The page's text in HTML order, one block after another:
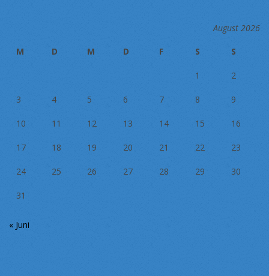
August 2026
M D M D F S S
1 2
3 4 5 6 7 8 9
10 11 12 13 14 15 16
17 18 19 20 21 22 23
24 25 26 27 28 29 30
31
« Juni